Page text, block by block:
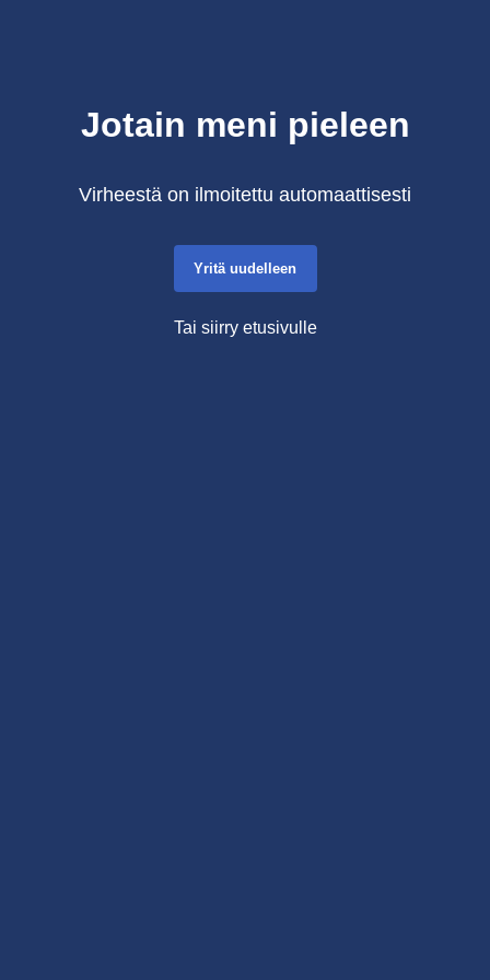
Jotain meni pieleen
Virheestä on ilmoitettu automaattisesti
Yritä uudelleen
Tai siirry etusivulle